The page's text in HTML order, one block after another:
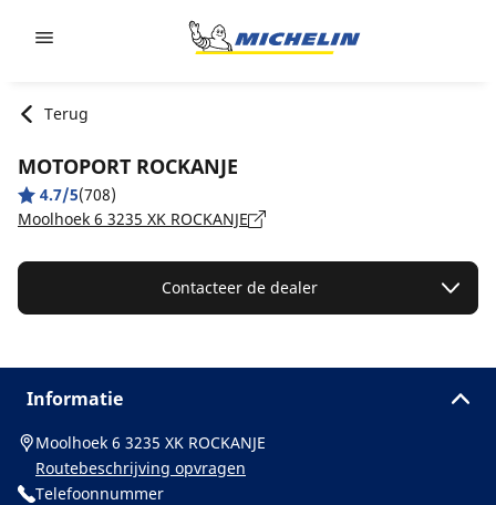
Terug
MOTOPORT ROCKANJE
4.7/5(708)
Moolhoek 6 3235 XK ROCKANJE
Contacteer de dealer
Informatie
Moolhoek 6 3235 XK ROCKANJE
Routebeschrijving opvragen
Telefoonnummer